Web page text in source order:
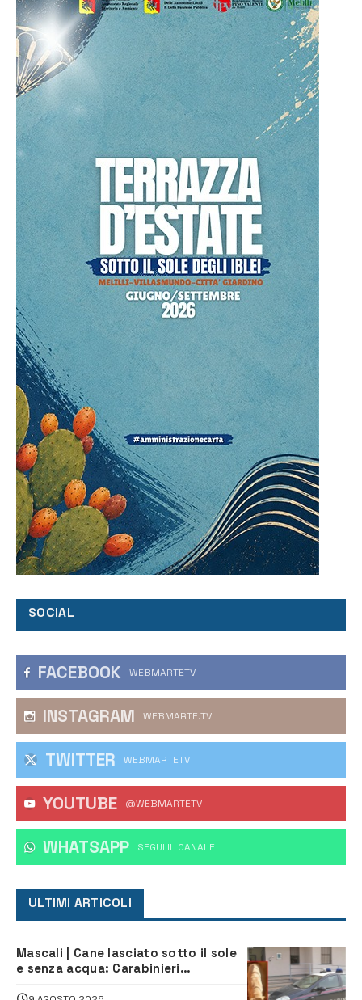
SOCIAL
FACEBOOK WEBMARTETV
INSTAGRAM WEBMARTE.TV
TWITTER WEBMARTETV
YOUTUBE @WEBMARTETV
WHATSAPP ‎SEGUI IL CANALE
ULTIMI ARTICOLI
Mascali | Cane lasciato sotto il sole
e senza acqua: Carabinieri